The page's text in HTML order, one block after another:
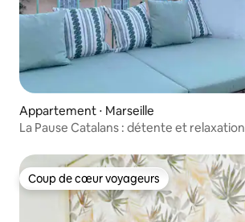
Appartement ⋅ Marseille
La Pause Catalans : détente et relaxation
Coup de cœur voyageurs
Coup de cœur voyageurs